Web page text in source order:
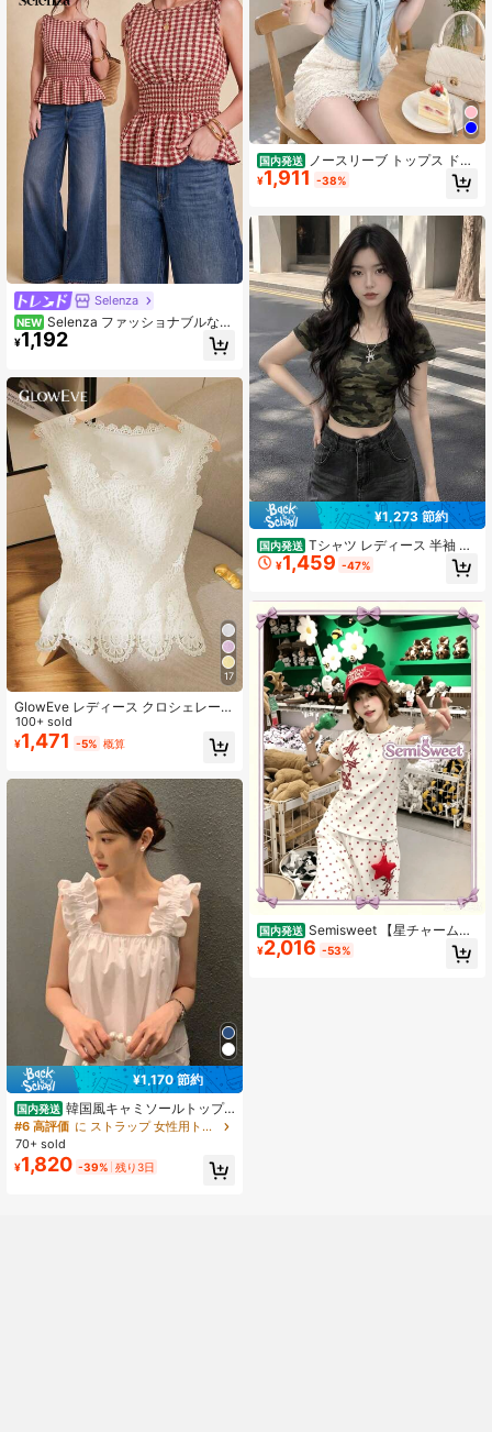
Selenza
NEW Selenza ファッショナブルな夏
用レディース新作 レッド&ホワイト
チェック オフショルダー リボン ウ
トタンクトップ
¥1,192
17
GlowEve レディース クロシェレース
キャミソールトップ、ファッショナ
ブルでエレガントなノースリーブブ
ラウスデザイン
100+ sold
¥1,471 -5% 概算
¥1,170 節約
国内発送 韓国風キャミソールトップ -
レディース 夏用 レーストリム 万能
ルーズフィット クロップド丈 - カジ
ュアルウェア、ビーチ、デートに最
適
#6 高評価
に ストラップ 女性用トップス、ブラウス、Tシャツ
70+ sold
¥1,820 -39% 残り3日
国内発送
ノースリーブ トップス ドレ
ープネック タンクトップ レディース
タイト スリム ボウタイ風 シャーリ
良い 着痩せ 大人可愛い セクシー き
れいめ お出かけ デート カジュアル
春
¥1,911 -38%
¥1,273 節約
国内発送 Tシャツ レディース 半袖 ク
ロップド丈 ショート丈 トップス へ
そ出し バックオープン ギャル系 タ
ットソー カジュアル 夏用 ストレッ
チ 細見え セクシー おしゃれ
¥1,459 -47%
国内発送 Semisweet 【星チャームお
まけ付き】夏限定 総星柄チェック貼
り付け刺繍半袖 T シャツ 柔らか綿素
¥2,016 -53%